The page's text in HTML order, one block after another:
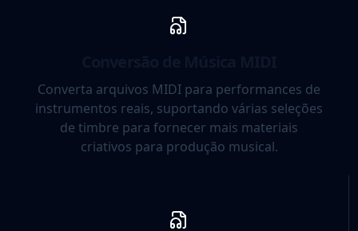
Converta arquivos MIDI para performances de
instrumentos reais, suportando várias seleções
de timbre para fornecer mais materiais
criativos para produção musical.